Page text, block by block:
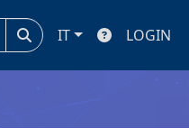
IT LOGIN